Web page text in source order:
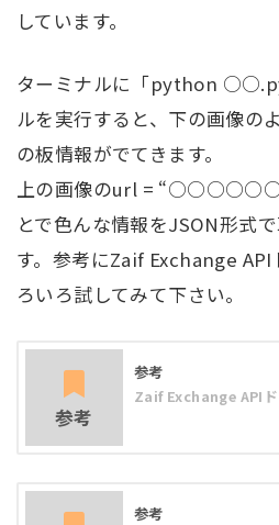
しています。
ターミナルに「python
ルを実行すると、下の画像の
の板情報がでてきます。
上の画像のurl = “○○○○○○”
とで色んな情報をJSON形式
す。参考にZaif Exchange
ろいろ試してみて下さい。
参考
参考
Zaif Exchange API
参考